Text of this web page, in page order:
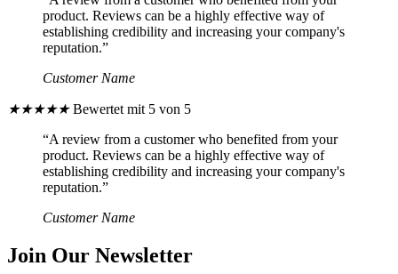
product. Reviews can be a highly effective way of
establishing credibility and increasing your company's
reputation.”
Customer Name
★★★★★ Bewertet mit 5 von 5
“A review from a customer who benefited from your
product. Reviews can be a highly effective way of
establishing credibility and increasing your company's
reputation.”
Customer Name
Join Our Newsletter